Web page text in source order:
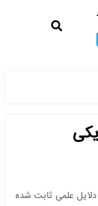
دلایل علمی ثابت شده